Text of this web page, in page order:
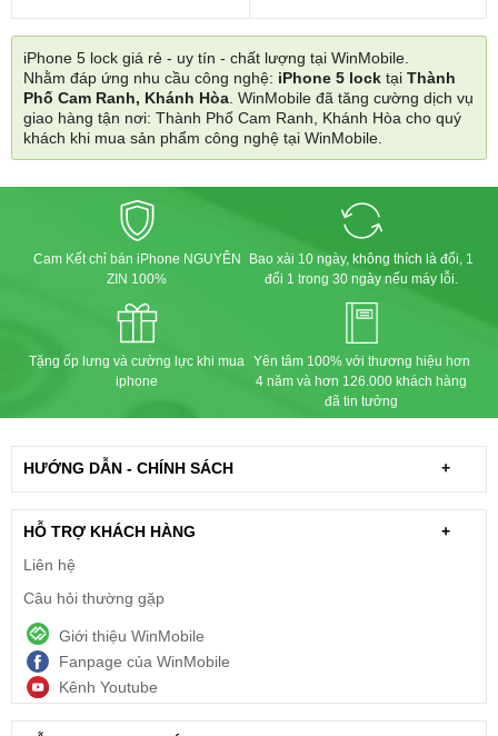
iPhone 5 lock giá rẻ - uy tín - chất lượng tại WinMobile.
Nhằm đáp ứng nhu cầu công nghệ: iPhone 5 lock tại Thành
Phố Cam Ranh, Khánh Hòa. WinMobile đã tăng cường dịch vụ
giao hàng tận nơi: Thành Phố Cam Ranh, Khánh Hòa cho quý
khách khi mua sản phẩm công nghệ tại WinMobile.
Cam Kết chỉ bán iPhone NGUYÊN
ZIN 100%
Bao xài 10 ngày, không thích là đổi, 1
đổi 1 trong 30 ngày nếu máy lỗi.
Tặng ốp lưng và cường lực khi mua
iphone
Yên tâm 100% với thương hiệu hơn
4 năm và hơn 126.000 khách hàng
đã tin tưởng
HƯỚNG DẪN - CHÍNH SÁCH +
HỖ TRỢ KHÁCH HÀNG
+
Liên hệ
Câu hỏi thường gặp
Giới thiệu WinMobile
Fanpage của WinMobile
Kênh Youtube